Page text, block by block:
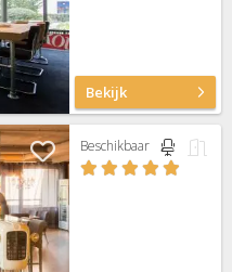
Bekijk
Beschikbaar